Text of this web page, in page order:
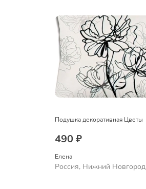
Подушка декоративная Цветы
490 ₽
Елена
Россия, Нижний Новгород